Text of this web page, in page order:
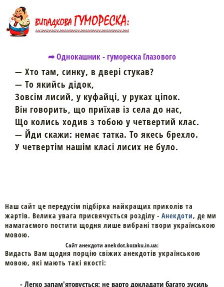
➦ Однокашник - гумореска Глазового
— Хто там, синку, в двері стукав?
— То якийсь дідок,
Зовсім лисий, у куфайці, у руках ціпок.
Він говорить, що приїхав із села до нас,
Що колись ходив з тобою у четвертий клас.
— Йди скажи: немає татка. То якесь брехло.
У четвертім нашім класі лисих не було.
Наш сайт це передусім підбірка найкращих приколів та
жартів. Велика увага присвячується розділу - Анекдоти, де ми
намагаємого постити щодня лише вибрані твори українською
мовою.
Cайтанекдоти anekdot.kozaku.in.ua:
Видасть Вам щодня порцію свіжих анекдотів українською
мовою, які мають такі якості:
- Легко запам'ятовується: не варто докладати багато зусиль